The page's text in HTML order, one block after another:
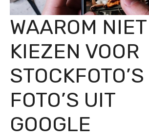
WAAROM NIET
KIEZEN VOOR
FOTO’S UIT
GOOGLE